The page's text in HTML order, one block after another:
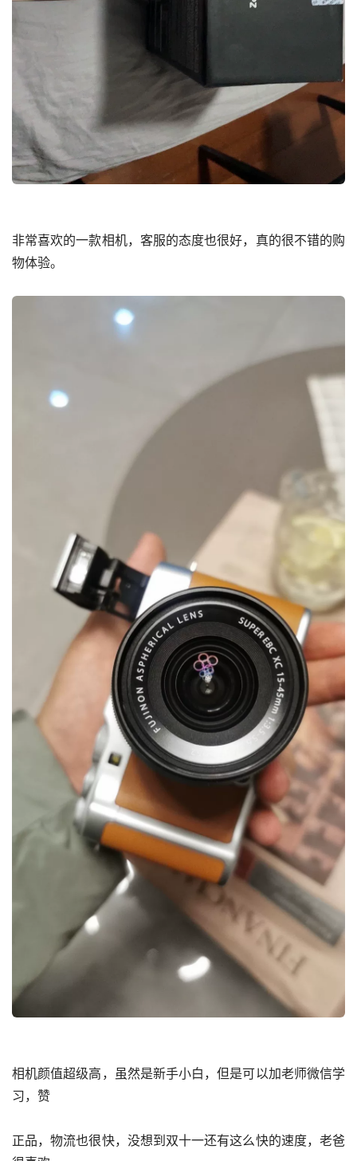
非常喜欢的一款相机，客服的态度也很好，真的很不错的购
物体验。
相机颜值超级高，虽然是新手小白，但是可以加老师微信学
习，赞
正品，物流也很快，没想到双十一还有这么快的速度，老爸